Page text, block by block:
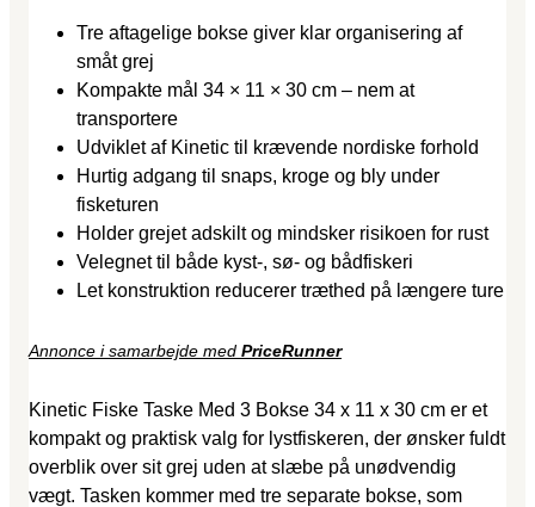
Tre aftagelige bokse giver klar organisering af
småt grej
Kompakte mål 34 × 11 × 30 cm – nem at
transportere
Udviklet af Kinetic til krævende nordiske forhold
Hurtig adgang til snaps, kroge og bly under
fisketuren
Holder grejet adskilt og mindsker risikoen for rust
Velegnet til både kyst-, sø- og bådfiskeri
Let konstruktion reducerer træthed på længere ture
Annonce i samarbejde med PriceRunner
Kinetic Fiske Taske Med 3 Bokse 34 x 11 x 30 cm er et
kompakt og praktisk valg for lystfiskeren, der ønsker fuldt
overblik over sit grej uden at slæbe på unødvendig
vægt. Tasken kommer med tre separate bokse, som